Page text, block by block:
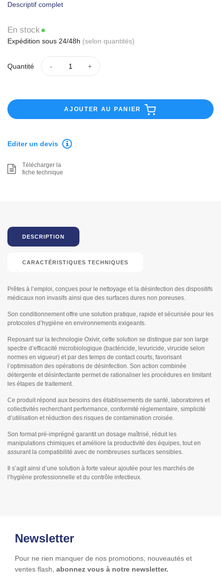
DLU courte: 19/01/2023. 47 pièces restantes
Descriptif complet
En stock
Expédition sous 24/48h (selon quantités)
Quantité
AJOUTER AU PANIER
Editer un devis
Télécharger la
fiche technique
DESCRIPTION
CARACTÉRISTIQUES TECHNIQUES
Prêtes à l’emploi, conçues pour le nettoyage et la désinfection des dispositifs
médicaux non invasifs ainsi que des surfaces dures non poreuses.
Son conditionnement offre une solution pratique, rapide et sécurisée pour les
protocoles d’hygiène en environnements exigeants.
Reposant sur la technologie Oxivir, cette solution se distingue par son large
spectre d’efficacité microbiologique (bactéricide, levuricide, virucide selon
normes en vigueur) et par des temps de contact courts, favorisant
l’optimisation des opérations de désinfection. Son action combinée
détergente et désinfectante permet de rationaliser les procédures en limitant
les étapes de traitement.
Ce produit répond aux besoins des établissements de santé, laboratoires et
collectivités recherchant performance, conformité réglementaire, simplicité
d’utilisation et réduction des risques de contamination croisée.
Son format pré-imprégné garantit un dosage maîtrisé, réduit les
manipulations chimiques et améliore la productivité des équipes, tout en
assurant la compatibilité avec de nombreuses surfaces sensibles.
Il s’agit ainsi d’une solution à forte valeur ajoutée pour les marchés de
l’hygiène professionnelle et du contrôle infectieux.
Newsletter
Pour ne rien manquer de nos promotions, nouveautés et
ventes flash, abonnez vous à notre newsletter.